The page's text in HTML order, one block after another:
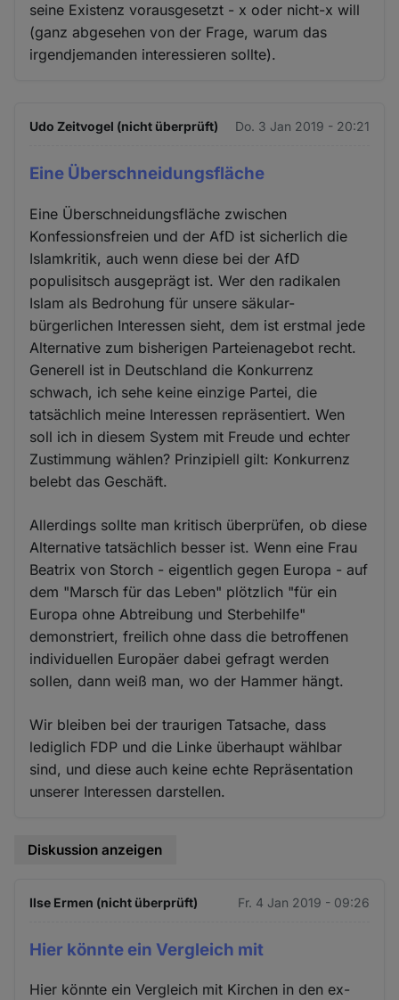
seine Existenz vorausgesetzt - x oder nicht-x will
(ganz abgesehen von der Frage, warum das
irgendjemanden interessieren sollte).
Udo Zeitvogel (nicht überprüft) Do. 3 Jan 2019 - 20:21
Eine Überschneidungsfläche
Eine Überschneidungsfläche zwischen
Konfessionsfreien und der AfD ist sicherlich die
Islamkritik, auch wenn diese bei der AfD
populisitsch ausgeprägt ist. Wer den radikalen
Islam als Bedrohung für unsere säkular-
bürgerlichen Interessen sieht, dem ist erstmal jede
Alternative zum bisherigen Parteienagebot recht.
Generell ist in Deutschland die Konkurrenz
schwach, ich sehe keine einzige Partei, die
tatsächlich meine Interessen repräsentiert. Wen
soll ich in diesem System mit Freude und echter
Zustimmung wählen? Prinzipiell gilt: Konkurrenz
belebt das Geschäft.
Allerdings sollte man kritisch überprüfen, ob diese
Alternative tatsächlich besser ist. Wenn eine Frau
Beatrix von Storch - eigentlich gegen Europa - auf
dem "Marsch für das Leben" plötzlich "für ein
Europa ohne Abtreibung und Sterbehilfe"
demonstriert, freilich ohne dass die betroffenen
individuellen Europäer dabei gefragt werden
sollen, dann weiß man, wo der Hammer hängt.
Wir bleiben bei der traurigen Tatsache, dass
lediglich FDP und die Linke überhaupt wählbar
sind, und diese auch keine echte Repräsentation
unserer Interessen darstellen.
Diskussion anzeigen
Ilse Ermen (nicht überprüft) Fr. 4 Jan 2019 - 09:26
Hier könnte ein Vergleich mit
Hier könnte ein Vergleich mit Kirchen in den ex-